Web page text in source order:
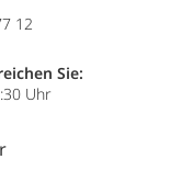
12
Sie:
Uhr